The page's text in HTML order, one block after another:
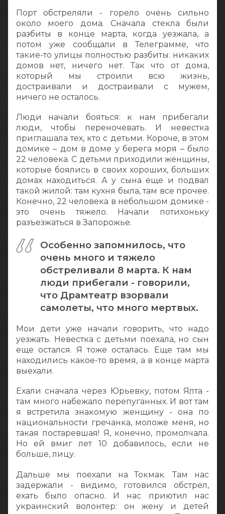
Порт обстреляли - горело очень сильно
около моего дома. Сначала стекла были
разбиты в конце марта, когда уезжала, а
потом уже сообщали в Телеграмме, что
такие-то улицы полностью разбиты: никаких
домов нет, ничего нет. Так что от дома,
который мы строили всю жизнь,
достраивали и достраивали с мужем,
ничего не осталось.
Люди начали бояться: к нам прибегали
люди, чтобы переночевать. И невестка
приглашала тех, кто с детьми. Короче, в этом
домике – дом в доме у берега моря – было
22 человека. С детьми приходили женщины,
которые боялись в своих хороших, больших
домах находиться. А у сына еще и подвал
такой жилой: там кухня была, там все прочее.
Конечно, 22 человека в небольшом домике -
это очень тяжело. Начали потихоньку
разъезжаться в Запорожье.
Особенно запомнилось, что
очень много и тяжело
обстреливали 8 марта. К нам
люди прибегали - говорили,
что Драмтеатр взорвали
самолеты, что много мертвых.
Мои дети уже начали говорить, что надо
уезжать. Невестка с детьми поехала, но сын
еще остался. Я тоже осталась. Еще там мы
находились какое-то время, а в конце марта
выехали.
Ехали сначала через Юрьевку, потом Ялта -
там много набежало перепуганных. И вот там
я встретила знакомую женщину - она по
национальности гречанка, моложе меня, но
такая постаревшая! Я, конечно, промолчала.
Но ей вмиг лет 10 добавилось, если не
больше, лицу.
Дальше мы поехали на Токмак. Там нас
задержали - видимо, готовился обстрел,
ехать было опасно. И нас приютил нас
украинский волонтер: он жену и детей